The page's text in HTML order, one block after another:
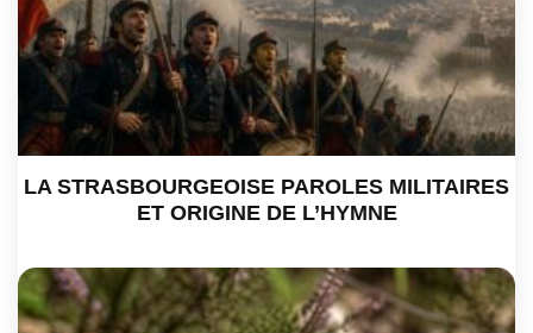
LA STRASBOURGEOISE PAROLES MILITAIRES
ET ORIGINE DE L’HYMNE